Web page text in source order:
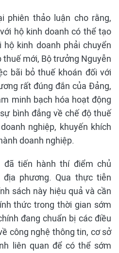
phiên thảo luận cho rằng,
hộ kinh doanh có thể tạo
kinh doanh phải chuyển
thuế mới, Bộ trưởng Nguyễn
bãi bỏ thuế khoán đối với
rất đúng đắn của Đảng,
minh bạch hóa hoạt động
bình đẳng về chế độ thuế
nghiệp, khuyến khích
doanh nghiệp.
đã tiến hành thí điểm chủ
phương. Qua thực tiễn
sách này hiệu quả và cần
thức trong thời gian sớm
đang chuẩn bị các điều
công nghệ thông tin, cơ sở
liên quan để có thể sớm